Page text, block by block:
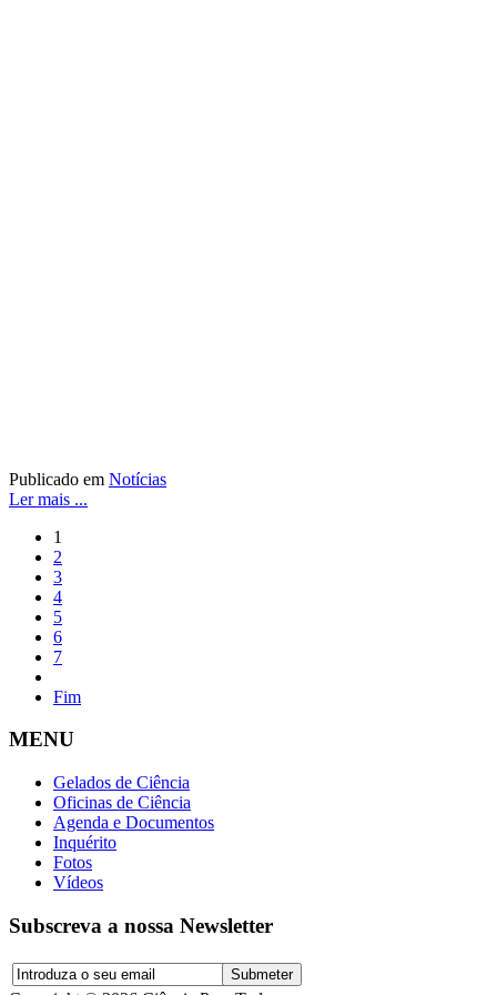
Publicado em Notícias
Ler mais ...
1
2
3
4
5
6
7
Fim
MENU
Gelados de Ciência
Oficinas de Ciência
Agenda e Documentos
Inquérito
Fotos
Vídeos
Subscreva a nossa Newsletter